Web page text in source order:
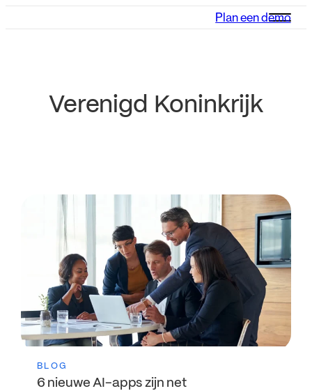
Plan een demo
Verenigd Koninkrijk
BLOG
6 nieuwe AI-apps zijn net